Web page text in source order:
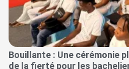
Bouillante : Une cérémonie
de la fierté pour les